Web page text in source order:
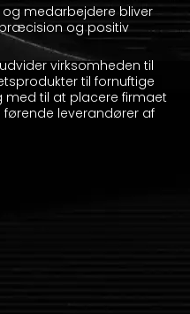
medarbejdere bliver
og positiv
virksomheden til
til fornuftige
med til at placere firmaet
førende leverandører af